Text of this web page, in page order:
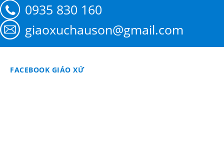
0935 830 160
giaoxuchauson@gmail.com
FACEBOOK GIÁO XỨ